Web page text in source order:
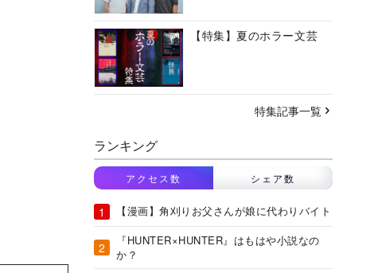
【特集】夏のホラー文芸
特集記事一覧
ランキング
アクセス数 シェア数
【漫画】角刈りお父さんが娘に代わりバイト
『HUNTER×HUNTER』はもはや小説なの
か？